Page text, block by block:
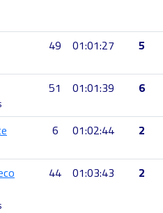
49 01:01:27 5
51 01:01:39 6
6 01:02:44 2
44 01:03:43 2